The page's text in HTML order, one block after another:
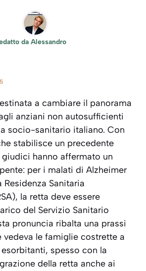
da Alessandro
a cambiare il panorama
anziani non autosufficienti
socio-sanitario italiano. Con
stabilisce un precedente
hanno affermato un
per i malati di Alzheimer
Sanitaria
la retta deve essere
del Servizio Sanitario
pronuncia ribalta una prassi
vedeva le famiglie costrette a
spesso con la
della retta anche ai